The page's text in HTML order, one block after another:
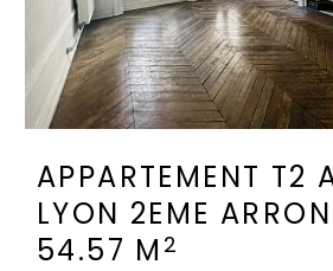
APPARTEMENT T2
LYON 2EME
54.57 M 2